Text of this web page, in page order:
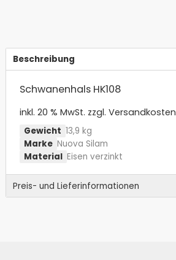
Beschreibung
Schwanenhals HK108
inkl. 20 % MwSt. zzgl. Versandkosten
13,9 kg
Gewicht
Nuova Silam
Marke
Eisen verzinkt
Material
Preis- und Lieferinformationen